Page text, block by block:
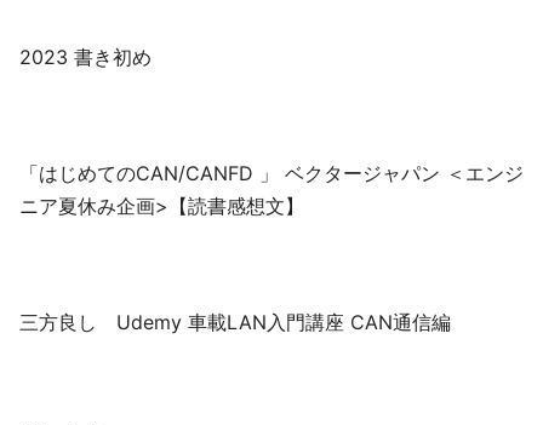
2023 書き初め
「はじめてのCAN/CANFD 」 ベクタージャパン ＜エンジ
ニア夏休み企画>【読書感想文】
三方良し Udemy 車載LAN入門講座 CAN通信編